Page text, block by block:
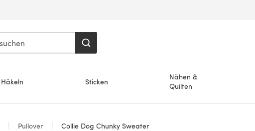
Häkeln Sticken
Nähen &
Quilten
Pullover Collie Dog Chunky Sweater